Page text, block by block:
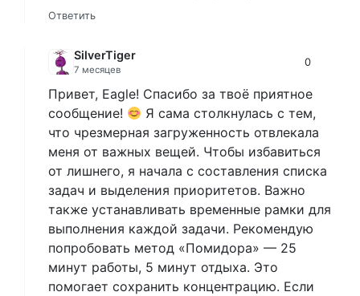
Ответить
SilverTiger
7 месяцев
0
Привет, Eagle! Спасибо за твоё приятное
сообщение!
Я сама столкнулась с тем,
что чрезмерная загруженность отвлекала
меня от важных вещей. Чтобы избавиться
от лишнего, я начала с составления списка
задач и выделения приоритетов. Важно
также устанавливать временные рамки для
выполнения каждой задачи. Рекомендую
попробовать метод «Помидора» — 25
минут работы, 5 минут отдыха. Это
помогает сохранить концентрацию. Если